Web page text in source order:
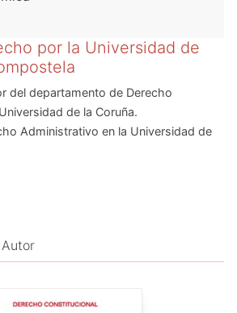
por la Universidad de
del departamento de Derecho
de la Coruña.
Administrativo en la Universidad de
de la Universidad Nacional del
de la Sección Española del
de Ciencias Administrativas.
Coruña. Director del Doctorado
Autor